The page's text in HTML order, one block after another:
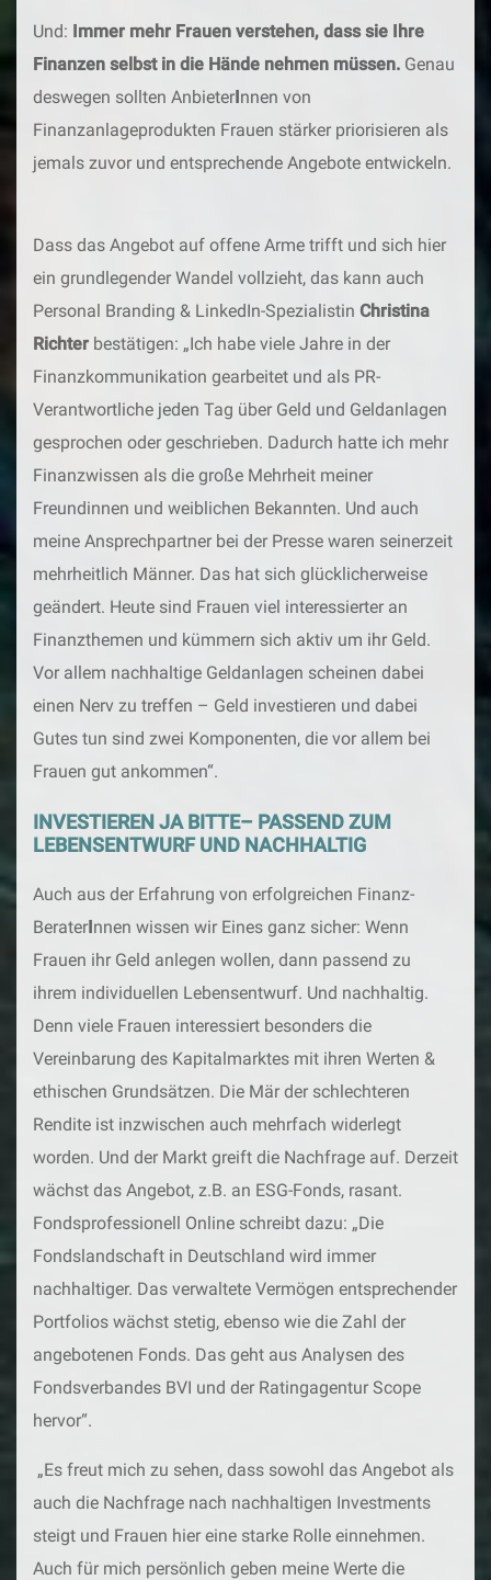
Und: Immer mehr Frauen verstehen, dass sie Ihre
Finanzen selbst in die Hände nehmen müssen. Genau
deswegen sollten AnbieterInnen von
Finanzanlageprodukten Frauen stärker priorisieren als
jemals zuvor und entsprechende Angebote entwickeln.
Dass das Angebot auf offene Arme trifft und sich hier
ein grundlegender Wandel vollzieht, das kann auch
Personal Branding & LinkedIn-Spezialistin Christina
Richter bestätigen: „Ich habe viele Jahre in der
Finanzkommunikation gearbeitet und als PR-
Verantwortliche jeden Tag über Geld und Geldanlagen
gesprochen oder geschrieben. Dadurch hatte ich mehr
Finanzwissen als die große Mehrheit meiner
Freundinnen und weiblichen Bekannten. Und auch
meine Ansprechpartner bei der Presse waren seinerzeit
mehrheitlich Männer. Das hat sich glücklicherweise
geändert. Heute sind Frauen viel interessierter an
Finanzthemen und kümmern sich aktiv um ihr Geld.
Vor allem nachhaltige Geldanlagen scheinen dabei
einen Nerv zu treffen – Geld investieren und dabei
Gutes tun sind zwei Komponenten, die vor allem bei
Frauen gut ankommen“.
INVESTIEREN JA BITTE– PASSEND ZUM
LEBENSENTWURF UND NACHHALTIG
Auch aus der Erfahrung von erfolgreichen Finanz-
BeraterInnen wissen wir Eines ganz sicher: Wenn
Frauen ihr Geld anlegen wollen, dann passend zu
ihrem individuellen Lebensentwurf. Und nachhaltig.
Denn viele Frauen interessiert besonders die
Vereinbarung des Kapitalmarktes mit ihren Werten &
ethischen Grundsätzen. Die Mär der schlechteren
Rendite ist inzwischen auch mehrfach widerlegt
worden. Und der Markt greift die Nachfrage auf. Derzeit
wächst das Angebot, z.B. an ESG-Fonds, rasant.
Fondsprofessionell Online schreibt dazu: „Die
Fondslandschaft in Deutschland wird immer
nachhaltiger. Das verwaltete Vermögen entsprechender
Portfolios wächst stetig, ebenso wie die Zahl der
angebotenen Fonds. Das geht aus Analysen des
Fondsverbandes BVI und der Ratingagentur Scope
hervor“.
„Es freut mich zu sehen, dass sowohl das Angebot als
auch die Nachfrage nach nachhaltigen Investments
steigt und Frauen hier eine starke Rolle einnehmen.
Auch für mich persönlich geben meine Werte die